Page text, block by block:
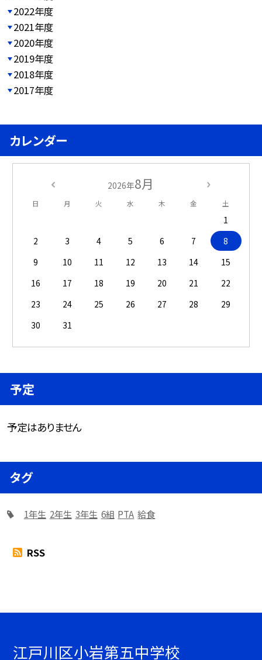
2022年度
2021年度
2020年度
2019年度
2018年度
2017年度
カレンダー
2026年8月
日 月 火 水 木 金 土
1
2
3 4 5 6 7
8
9
10 11 12 13 14
15
16
17 18 19 20 21
22
23
24 25 26 27 28
29
30
31
予定
予定はありません
タグ
1年生 2年生 3年生 6組 PTA 給食
RSS
江戸川区小岩第五中学校